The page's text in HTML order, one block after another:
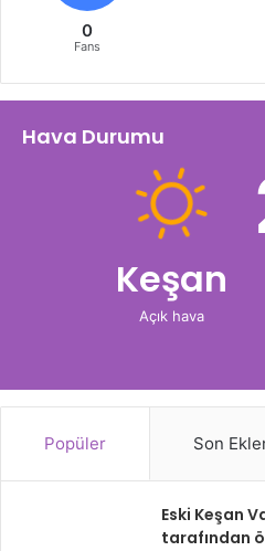
0
Fans
Hava Durumu
Keşan
Açık hava
Popüler Son
Eski Keşan
tarafından